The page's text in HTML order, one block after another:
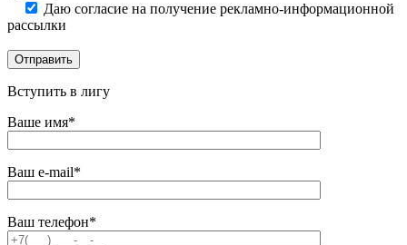
Даю согласие на получение рекламно-информационной
рассылки
Вступить в лигу
Ваше имя*
Ваш e-mail*
Ваш телефон*